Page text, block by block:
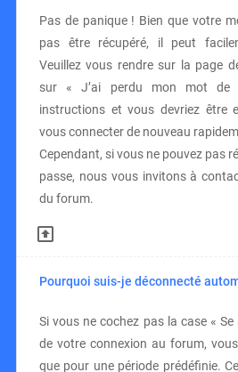
Pas de panique ! Bien que votre
pas être récupéré, il peut
Veuillez vous rendre sur la page
sur « J’ai perdu mon mot de
instructions et vous devriez être
vous connecter de nouveau
Cependant, si vous ne pouvez pas
passe, nous vous invitons à
du forum.
Pourquoi suis-je déconnecté
Si vous ne cochez pas la case «
de votre connexion au forum,
que pour une période prédéfinie.